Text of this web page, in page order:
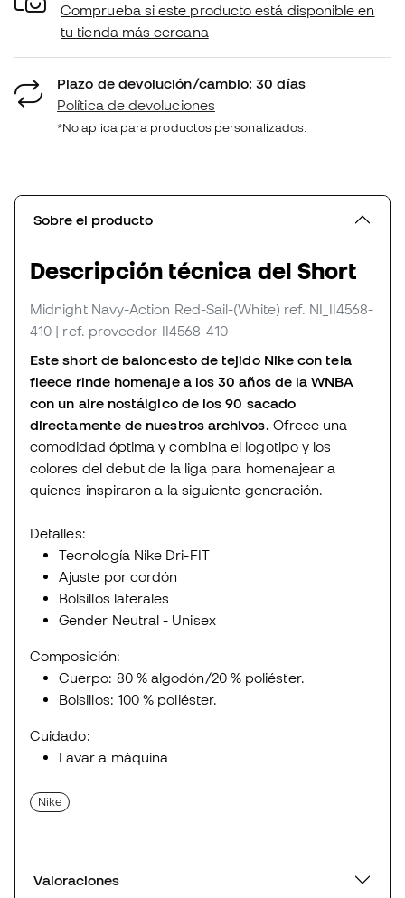
Comprueba si este producto está disponible en
tu tienda más cercana
Plazo de devolución/cambio: 30 días
Política de devoluciones
*No aplica para productos personalizados.
Sobre el producto
Descripción técnica del Short
Midnight Navy-Action Red-Sail-(White) ref. NI_II4568-
410 | ref. proveedor II4568-410
Este short de baloncesto de tejido Nike con tela
fleece rinde homenaje a los 30 años de la WNBA
con un aire nostálgico de los 90 sacado
directamente de nuestros archivos. Ofrece una
comodidad óptima y combina el logotipo y los
colores del debut de la liga para homenajear a
quienes inspiraron a la siguiente generación.
Detalles:
Tecnología Nike Dri-FIT
Ajuste por cordón
Bolsillos laterales
Gender Neutral - Unisex
Composición:
Cuerpo: 80 % algodón/20 % poliéster.
Bolsillos: 100 % poliéster.
Cuidado:
Lavar a máquina
Nike
Valoraciones